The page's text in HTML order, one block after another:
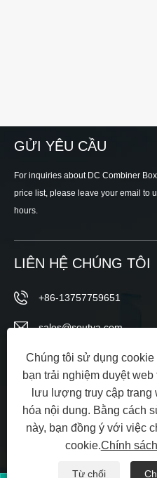
GỬI YÊU CẦU
For inquiries about DC Combiner
price list, please leave your email to
hours.
LIÊN HỆ CHÚNG TÔI
+86-13757759651
sales@soutya.com
Phía đông số 148, đường
tiểu khu Yanpan, thành
Chiết Giang, Trung Quốc
Bản quyền © 2025 Chiết Giang
Chúng tôi sử dụng
bạn trải nghiệm duyệt
lưu lượng truy cập trang
hóa nội dung. Bằng cách
này, bạn đồng ý với việc
cookie.Chính
Từ chối